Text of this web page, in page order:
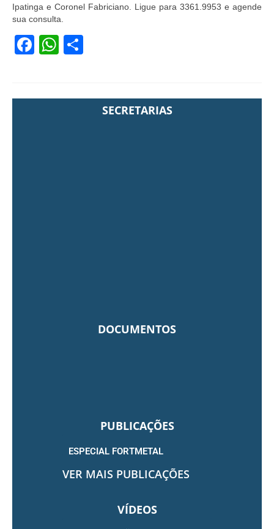
Ipatinga e Coronel Fabriciano. Ligue para 3361.9953 e agende
sua consulta.
Facebook
WhatsApp
SECRETARIAS
DOCUMENTOS
PUBLICAÇÕES
ESPECIAL FORTMETAL
VER MAIS PUBLICAÇÕES
VÍDEOS